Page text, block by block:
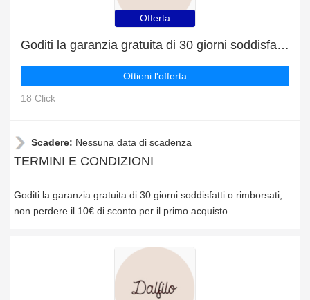
Offerta
Goditi la garanzia gratuita di 30 giorni soddisfatti o rimborsati
Ottieni l'offerta
18 Click
Scadere: Nessuna data di scadenza
TERMINI E CONDIZIONI
Goditi la garanzia gratuita di 30 giorni soddisfatti o rimborsati,
non perdere il 10€ di sconto per il primo acquisto